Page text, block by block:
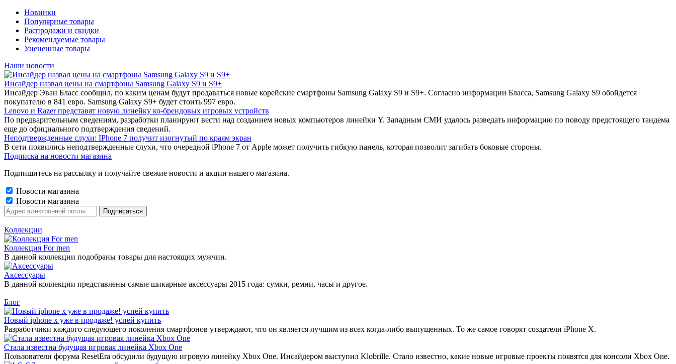
Новинки
Популярные товары
Распродажи и скидки
Рекомендуемые товары
Уцененные товары
Наши новости
Инсайдер назвал цены на смартфоны Samsung Galaxy S9 и S9+
Инсайдер Эван Бласс сообщил, по каким ценам будут продаваться новые корейские смартфоны Samsung Galaxy S9 и S9+. Согласно информации Бласса, Samsung Galaxy S9 обойдется
покупателю в 841 евро. Samsung Galaxy S9+ будет стоить 997 евро.
Lenovo и Razer представят новую линейку ко-брендовых игровых устройств
По предварительным сведениям, разработки планируют вести над созданием новых компьютеров линейки Y. Западным СМИ удалось разведать информацию по поводу предстоящего тандема
еще до официального подтверждения сведений.
Неподтвержденные слухи: IPhone 7 получит изогнутый по краям экран
В сети появились неподтвержденные слухи, что очередной iPhone 7 от Apple может получить гибкую панель, которая позволит загибать боковые стороны.
Подписка на новости магазина
Подпишитесь на рассылку и получайте свежие новости и акции нашего магазина.
Новости магазина
Новости магазина
Коллекции
Коллекция For men
В данной коллекции подобраны товары для настоящих мужчин.
Аксессуары
В данной коллекции представлены самые шикарные аксессуары 2015 года: сумки, ремни, часы и другое.
Блог
Новый iphone x уже в продаже! успей купить
Разработчики каждого следующего поколения смартфонов утверждают, что он является лучшим из всех когда-либо выпущенных. То же самое говорят создатели iPhone X.
Стала известна будущая игровая линейка Xbox One
Пользователи форума ResetEra обсудили будущую игровую линейку Xbox One. Инсайдером выступил Klobrille. Стало известно, какие новые игровые проекты появятся для консоли Xbox One.